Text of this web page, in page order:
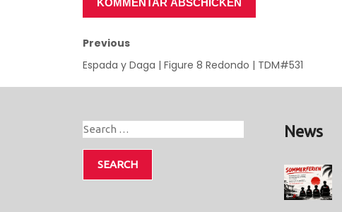
Previous
Espada y Daga | Figure 8 Redondo | TDM#531
News